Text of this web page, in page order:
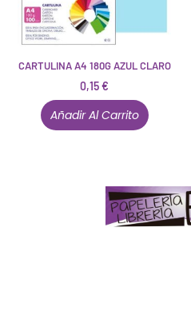
CARTULINA A4 180G AZUL CLARO
0,15€
Añadir Al Carrito